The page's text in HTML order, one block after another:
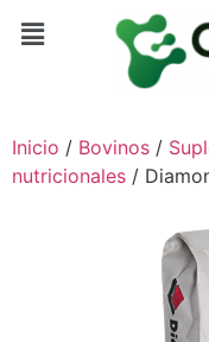
Inicio / Bovinos /
nutricionales /